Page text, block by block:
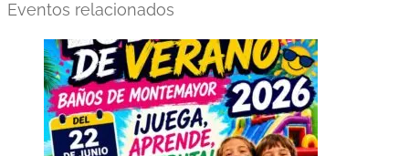
Eventos relacionados